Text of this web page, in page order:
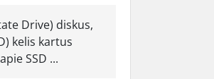
Drive) diskus,
kelis kartus
SSD ...